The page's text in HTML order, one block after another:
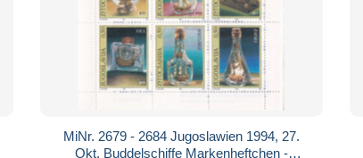
MiNr. 2679 - 2684 Jugoslawien 1994, 27.
Okt. Buddelschiffe Markenheftchen -